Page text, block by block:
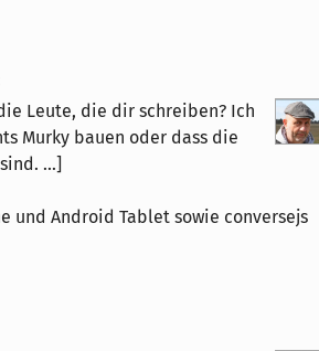
Leute, die dir schreiben? Ich
Murky bauen oder dass die
...]
und Android Tablet sowie conversejs